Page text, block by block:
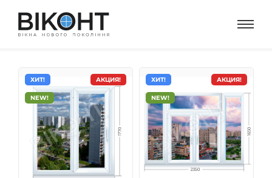
АКЦИЯ!
ХИТ!
NEW!
АКЦИЯ!
ХИТ!
NEW!